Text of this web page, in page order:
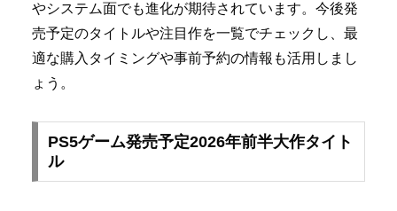
やシステム面でも進化が期待されています。今後発
売予定のタイトルや注目作を一覧でチェックし、最
適な購入タイミングや事前予約の情報も活用しまし
ょう。
PS5ゲーム発売予定2026年前半大作タイト
ル